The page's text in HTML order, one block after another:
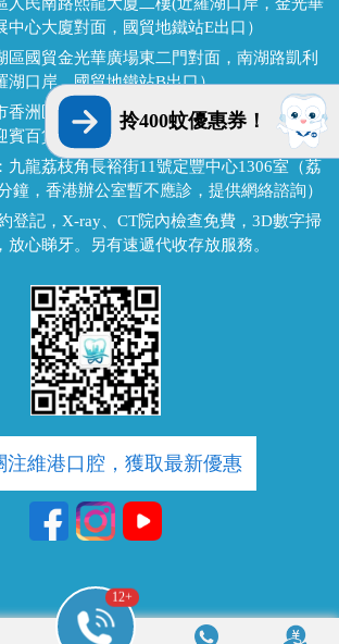
心大廈對面，國貿地鐵站E出口）
區國貿金光華廣場東二門對面，南湖路凱利
湖口岸、國貿地鐵站B出口）
香洲區拱北迎賓南路1155號中建商業大廈15
賓百貨廣場對面）
九龍荔枝角長裕街11號定豐中心1306室（荔
鐘，香港辦公室暫不應診，提供網絡諮詢）
登記，X-ray、CT院內檢查免費，3D數字掃
心睇牙。另有速遞代收存放服務。
注維港口腔，獲取最新優惠
12+
拎400蚊優惠券！